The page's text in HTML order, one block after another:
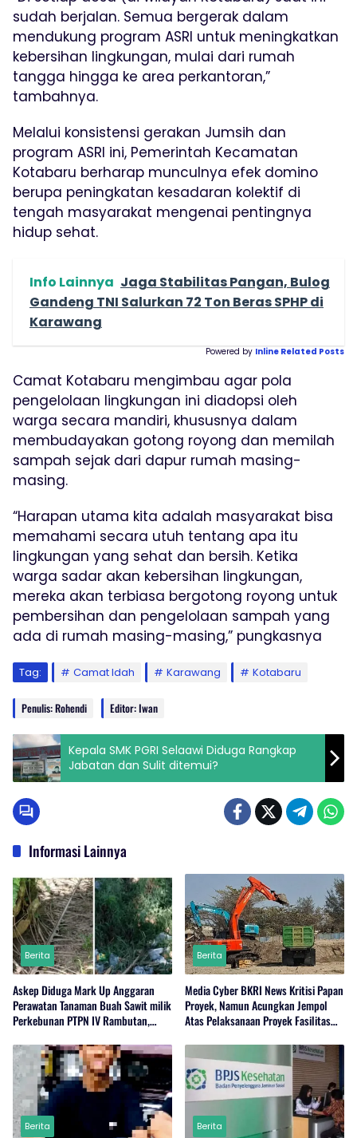
sudah berjalan. Semua bergerak dalam
mendukung program ASRI untuk meningkatkan
kebersihan lingkungan, mulai dari rumah
tangga hingga ke area perkantoran,”
tambahnya.
Melalui konsistensi gerakan Jumsih dan
program ASRI ini, Pemerintah Kecamatan
Kotabaru berharap munculnya efek domino
berupa peningkatan kesadaran kolektif di
tengah masyarakat mengenai pentingnya
hidup sehat.
Info Lainnya Jaga Stabilitas Pangan, Bulog
Gandeng TNI Salurkan 72 Ton Beras SPHP di
Karawang
Powered by Inline Related Posts
Camat Kotabaru mengimbau agar pola
pengelolaan lingkungan ini diadopsi oleh
warga secara mandiri, khususnya dalam
membudayakan gotong royong dan memilah
sampah sejak dari dapur rumah masing-
masing.
“Harapan utama kita adalah masyarakat bisa
memahami secara utuh tentang apa itu
lingkungan yang sehat dan bersih. Ketika
warga sadar akan kebersihan lingkungan,
mereka akan terbiasa bergotong royong untuk
pembersihan dan pengelolaan sampah yang
ada di rumah masing-masing,” pungkasnya
Tag: Camat Idah Karawang Kotabaru
Penulis: Rohendi Editor: Iwan
Kepala SMK PGRI Selaawi Diduga Rangkap
Jabatan dan Sulit ditemui?
Informasi Lainnya
Berita
Askep Diduga Mark Up Anggaran
Perawatan Tanaman Buah Sawit milik
Perkebunan PTPN IV Rambutan,
Berita
Media Cyber BKRI News Kritisi Papan
Proyek, Namun Acungkan Jempol
Atas Pelaksanaan Proyek Fasilitas
Berita Berita